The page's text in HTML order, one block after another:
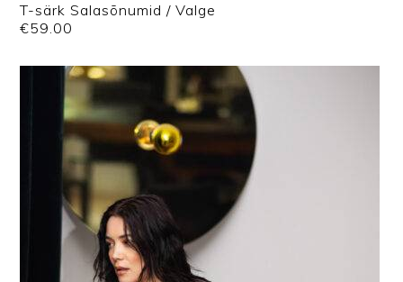
T-särk Salasõnumid / Valge
€59.00